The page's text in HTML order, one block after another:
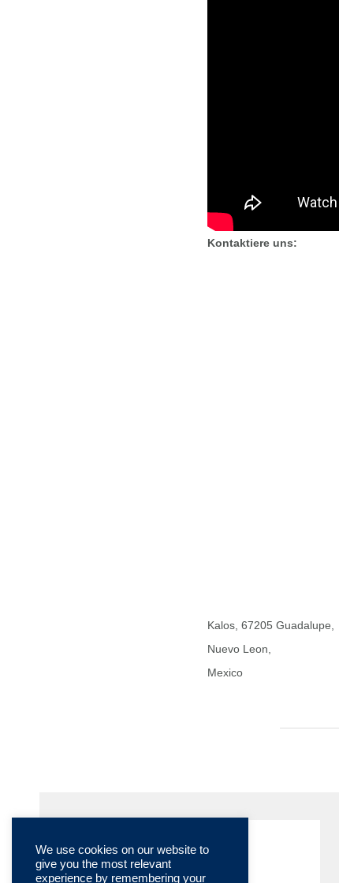
Kontaktiere uns:
Kalos, 67205 Guadalupe,
Nuevo Leon,
Mexico
We use cookies on our website to
give you the most relevant
experience by remembering your